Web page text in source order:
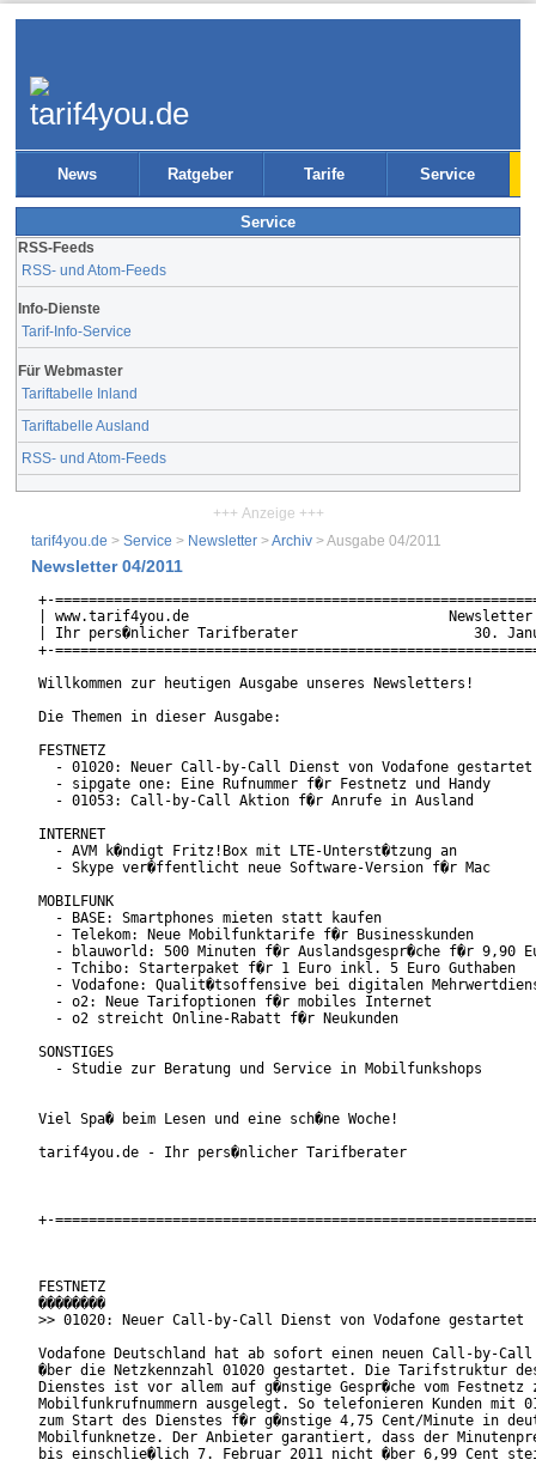
News Ratgeber Tarife Service
Service
RSS-Feeds
RSS- und Atom-Feeds
Info-Dienste
Tarif-Info-Service
Für Webmaster
Tariftabelle Inland
Tariftabelle Ausland
RSS- und Atom-Feeds
+++ Anzeige +++
tarif4you.de > Service > Newsletter >Archiv > Ausgabe 04/2011
Newsletter 04/2011
+-
| www.tarif4you.de                               Newsletter
| Ihr pers�nlicher Tarifberater                     30.
+-
Willkommen zur heutigen Ausgabe unseres Newsletters!
Die Themen in dieser Ausgabe:
FESTNETZ
  - 01020: Neuer Call-by-Call Dienst von Vodafone gestartet
  - sipgate one: Eine Rufnummer f�r Festnetz und Handy
  - 01053: Call-by-Call Aktion f�r Anrufe in Ausland
INTERNET
  - AVM k�ndigt Fritz!Box mit LTE-Unterst�tzung an
  - Skype ver�ffentlicht neue Software-Version f�r Mac
MOBILFUNK
  - BASE: Smartphones mieten statt kaufen
  - Telekom: Neue Mobilfunktarife f�r Businesskunden
- blauworld: 500 Minuten f�r Auslandsgespr�che f�r 9,90
  - Tchibo: Starterpaket f�r 1 Euro inkl. 5 Euro Guthaben
- Vodafone: Qualit�tsoffensive bei digitalen
  - o2: Neue Tarifoptionen f�r mobiles Internet
  - o2 streicht Online-Rabatt f�r Neukunden
SONSTIGES
  - Studie zur Beratung und Service in Mobilfunkshops
Viel Spa� beim Lesen und eine sch�ne Woche!
tarif4you.de - Ihr pers�nlicher Tarifberater
+-
FESTNETZ
��������
>> 01020: Neuer Call-by-Call Dienst von Vodafone gestartet
Vodafone Deutschland hat ab sofort einen neuen Call-by-
�ber die Netzkennzahl 01020 gestartet. Die Tarifstruktur
Dienstes ist vor allem auf g�nstige Gespr�che vom Festnetz
Mobilfunkrufnummern ausgelegt. So telefonieren Kunden mit
zum Start des Dienstes f�r g�nstige 4,75 Cent/Minute in
Mobilfunknetze. Der Anbieter garantiert, dass der
bis einschlie�lich 7. Februar 2011 nicht �ber 6,99 Cent